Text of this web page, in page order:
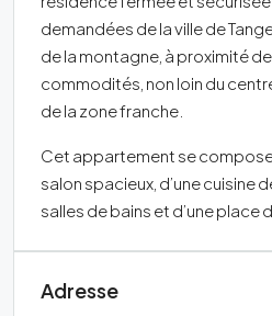
demandées de la ville de
de la montagne, à proximité
commodités, non loin du
de la zone franche.
Cet appartement se compose
salon spacieux, d’une cuisine
salles de bains et d’une place
Adresse